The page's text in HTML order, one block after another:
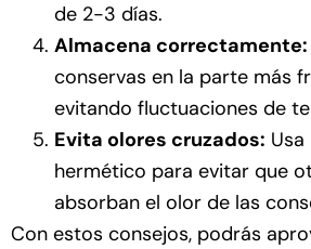
de 2-3 días.
Almacena correctamente:
conservas en la parte más
evitando fluctuaciones de
Evita olores cruzados:
hermético para evitar que
absorban el olor de las
Con estos consejos, podrás